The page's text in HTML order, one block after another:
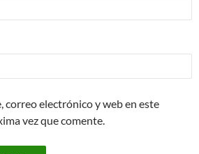
correo electrónico y web en este
vez que comente.